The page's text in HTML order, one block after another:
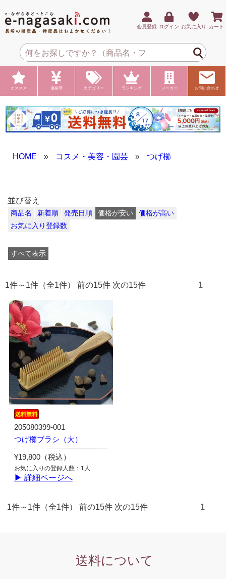
会員登録 ログイン お気に入り カート
オススメ 価格帯 カテゴリー ランキング メーカー お問い合わせ
HOME » コスメ・美容・園芸 » つげ櫛
並び替え
商品名 新着順 発売日順 価格が安い
価格が高い
お気に入り登録数
すべて表示
1件～1件（全1件） 前の15件 次の15件 1
205080399-001
つげ櫛ブラシ（大）
¥19,800（税込）
お気に入りの登録人数：1人
▶ 詳細ページへ
1件～1件（全1件） 前の15件 次の15件 1
送料について